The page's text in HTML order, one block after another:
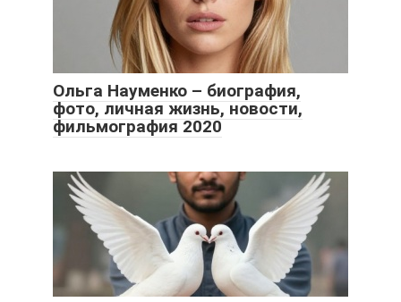
Ольга Науменко – биография,
фото, личная жизнь, новости,
фильмография 2020